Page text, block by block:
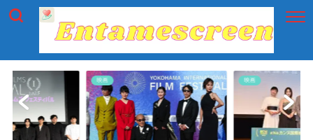
映画 映画